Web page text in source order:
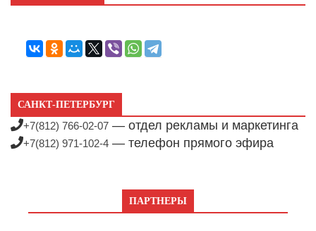
САНКТ-ПЕТЕРБУРГ
+7(812) 766-02-07 — отдел рекламы и маркетинга
+7(812) 971-102-4 — телефон прямого эфира
ПАРТНЕРЫ